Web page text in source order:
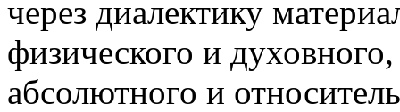
через диалектику
физического и
абсолютного и